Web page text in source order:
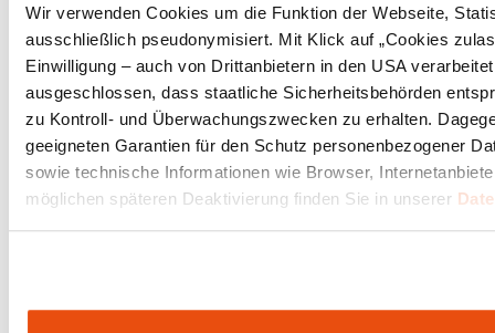
Wir verwenden Cookies um die Funktion der Webseite,
ausschließlich pseudonymisiert. Mit Klick auf „Cookies
Einwilligung – auch von Drittanbietern in den USA
ausgeschlossen, dass staatliche Sicherheitsbehörden
zu Kontroll- und Überwachungszwecken zu erhalten.
geeigneten Garantien für den Schutz personenbezogener
sowie technische Informationen wie Browser,
möglichen späteren Deaktivierung finden Sie in unserer